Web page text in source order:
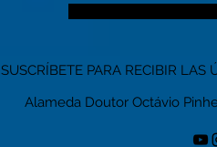
SUSCRÍBETE PARA RECIBIR LAS
Alameda Doutor Octávio